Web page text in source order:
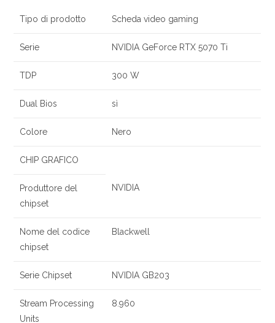
Tipo di prodotto Scheda video gaming
Serie NVIDIA GeForce RTX 5070 Ti
TDP 300 W
Dual Bios sì
Colore Nero
CHIP GRAFICO
Produttore del
chipset
NVIDIA
Nome del codice
chipset
Blackwell
Serie Chipset NVIDIA GB203
Stream Processing
Units
8.960